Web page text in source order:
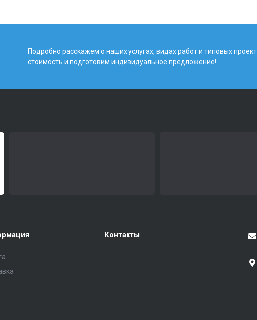
Подробно расскажем о наших услугах, видах работ и типовых
стоимость и подготовим индивидуальное предложение!
Контакты